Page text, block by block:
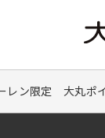
ン限定 大丸ポ